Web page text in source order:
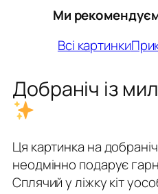
Ми
Всі картинки
Добраніч із
Ця картинка на
неодмінно подарує
Сплячий у ліжку кіт